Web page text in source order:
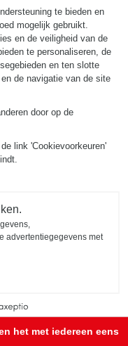
te bieden en
mogelijk gebruikt.
en de veiligheid van de
te personaliseren, de
en ten slotte
de navigatie van de site
door op de
link 'Cookievoorkeuren'
advertentiegegevens met
het met iedereen eens
kies ik mijn